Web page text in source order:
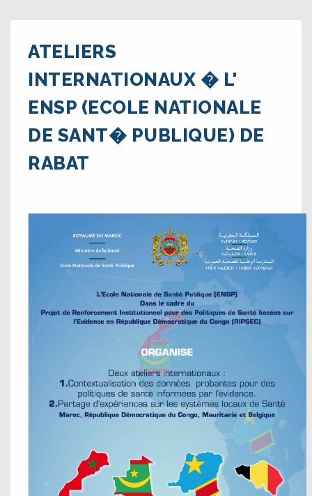
ATELIERS
INTERNATIONAUX � L'
ENSP (ECOLE NATIONALE
DE SANT� PUBLIQUE) DE
RABAT